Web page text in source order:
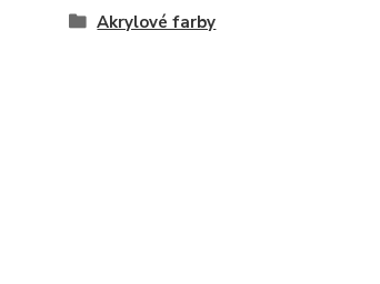
Akrylové farby